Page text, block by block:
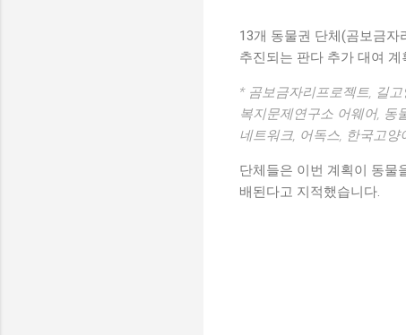
13개 동물권 단체(곰보금
추진되는 판다 추가 대여
* 곰보금자리프로젝트, 길
복지문제연구소 어웨어, 동
네트워크, 어독스, 한국고
단체들은 이번 계획이 동물
배된다고 지적했습니다.